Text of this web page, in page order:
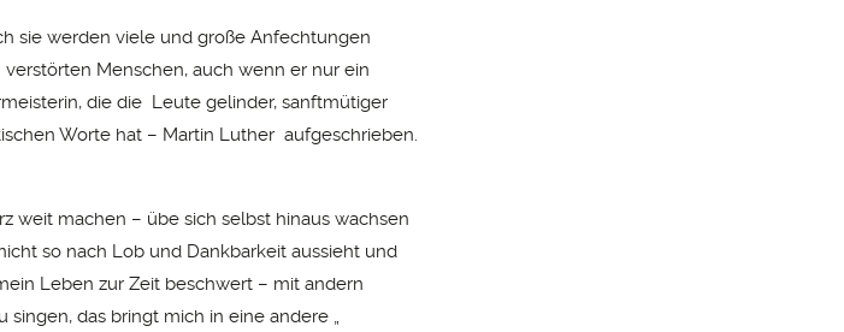
sie werden viele und große Anfechtungen
Menschen, auch wenn er nur ein
die die Leute gelinder, sanftmütiger
Worte hat – Martin Luther aufgeschrieben.
weit machen – übe sich selbst hinaus wachsen
so nach Lob und Dankbarkeit aussieht und
Leben zur Zeit beschwert – mit andern
das bringt mich in eine andere „